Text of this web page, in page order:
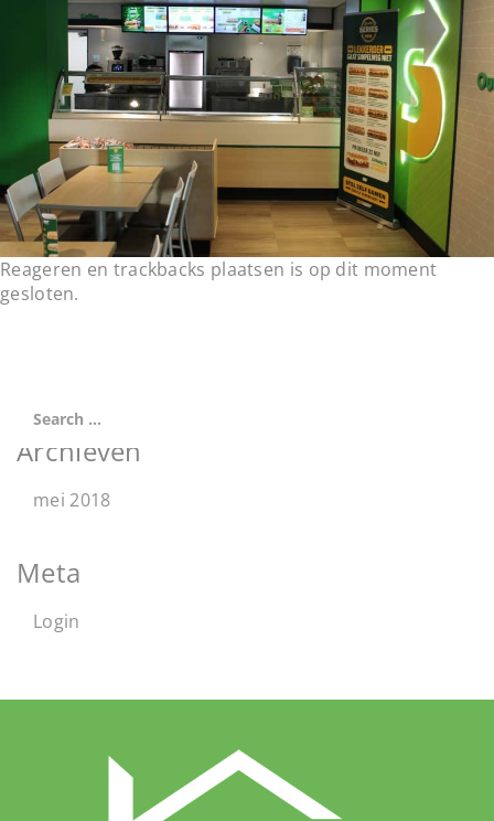
t
i
o
n
Reageren en trackbacks plaatsen is op dit moment
gesloten.
Archieven
mei 2018
Meta
Login